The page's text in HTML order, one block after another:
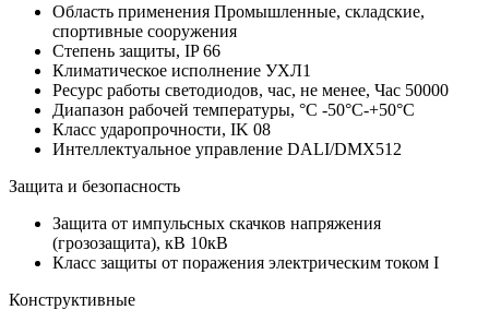
Область применения Промышленные, складские,
спортивные сооружения
Степень защиты, IP66
Климатическое исполнение УХЛ1
Ресурс работы светодиодов, час, не менее, Час 50000
Диапазон рабочей температуры, °С -50°C-+50°C
Класс ударопрочности, IK 08
Интеллектуальное управление DALI/DMX512
Защита и безопасность
Защита от импульсных скачков напряжения
(грозозащита), кВ 10кВ
Класс защиты от поражения электрическим током I
Конструктивные